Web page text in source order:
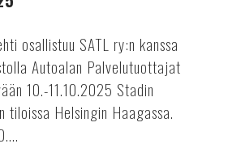
osallistuu SATL ry:n kanssa
Autoalan Palvelutuottajat
10.-11.10.2025 Stadin
tiloissa Helsingin Haagassa.